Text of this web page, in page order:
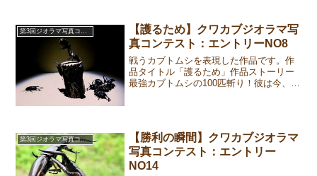
第3回ジオラマ写真コンテスト
【護るため】クワカブジオラマ写
真コンテスト：エントリーNO8
戦うカブトムシを表現した作品です。作
品タイトル「護るため」作品ストーリー
最強カブトムシの100匹斬り！彼は今、99
第3回ジオラマ写真コンテスト
【勝利の瞬間】クワカブジオラマ
写真コンテスト：エントリー
NO14